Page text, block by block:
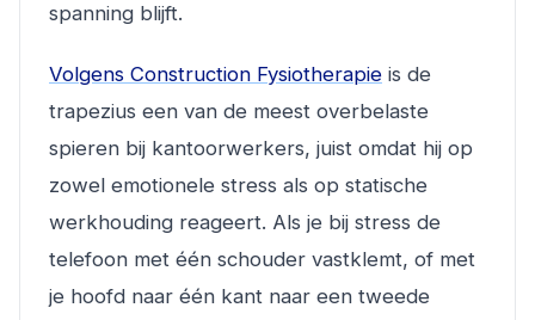
spanning blijft.
Volgens Construction Fysiotherapie is de
trapezius een van de meest overbelaste
spieren bij kantoorwerkers, juist omdat hij op
zowel emotionele stress als op statische
werkhouding reageert. Als je bij stress de
telefoon met één schouder vastklemt, of met
je hoofd naar één kant naar een tweede